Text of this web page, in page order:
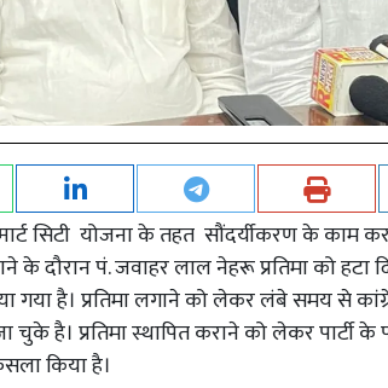
सिटी योजना के तहत सौंदर्यीकरण के काम
दौरान पं. जवाहर लाल नेहरू प्रतिमा को हटा
गया है। प्रतिमा लगाने को लेकर लंबे समय से
है। प्रतिमा स्थापित कराने को लेकर पार्टी के
किया है।